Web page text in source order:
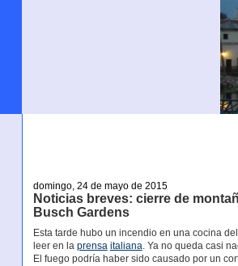
domingo, 24 de mayo de 2015
Noticias breves: cierre de
Busch Gardens
Esta tarde hubo un incendio en una cocina
leer en la prensa italiana. Ya no queda casi
El fuego podría haber sido causado por un